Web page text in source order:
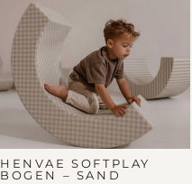
HENVAE SOFTPLAY
BOGEN – SAND